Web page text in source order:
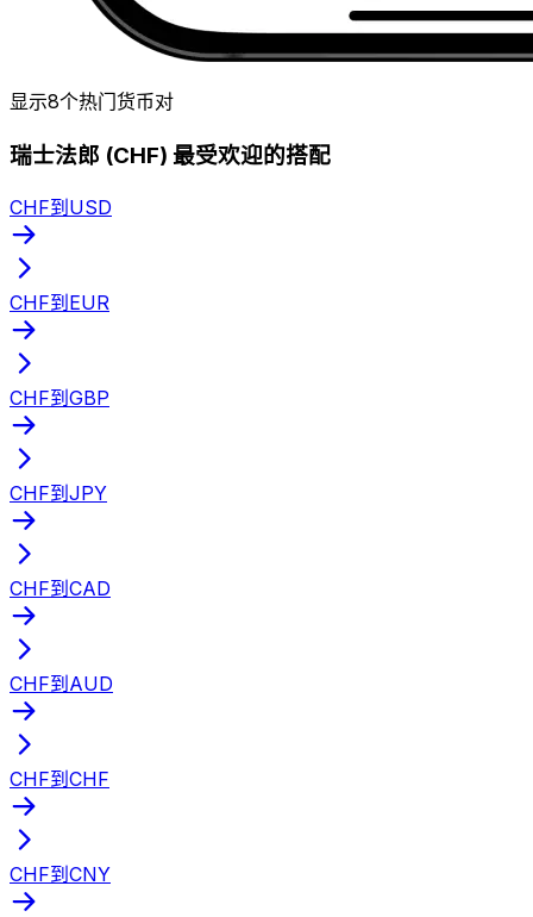
显示8个热门货币对
瑞士法郎 (CHF) 最受欢迎的搭配
CHF到USD
CHF到EUR
CHF到GBP
CHF到JPY
CHF到CAD
CHF到AUD
CHF到CHF
CHF到CNY